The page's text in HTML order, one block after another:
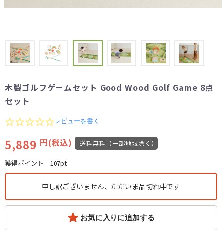
木製ゴルフゲームセット Good Wood Golf Game 8点
セット
0.0
rating
レビューを書く
5,889 円(税込) 送料無料（一部地域除く）
獲得ポイント 107pt
申し訳ございません、ただいま品切れ中です
お気に入りに追加する